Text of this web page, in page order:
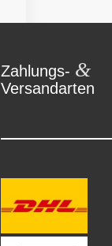
Zahlungs- &
Versandarten